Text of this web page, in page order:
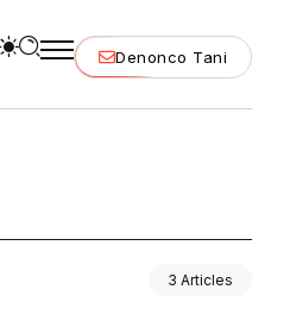
Denonco Tani
3 Articles